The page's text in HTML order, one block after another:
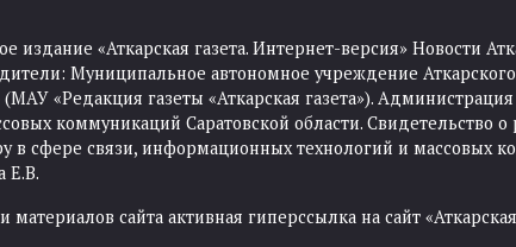
издание «Аткарская газета. Интернет-версия» Новости
Муниципальное автономное учреждение
(МАУ «Редакция газеты «Аткарская газета»).
коммуникаций Саратовской области.
в сфере связи, информационных технологий и массовых
Е.В.
сайта активная гиперссылка на сайт «Аткарская